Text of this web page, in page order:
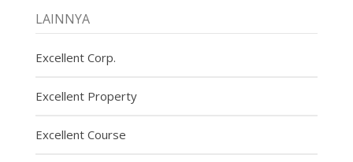
LAINNYA
Excellent Corp.
Excellent Property
Excellent Course